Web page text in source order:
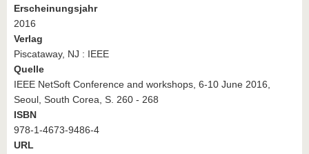
Erscheinungsjahr
2016
Verlag
Piscataway, NJ : IEEE
Quelle
IEEE NetSoft Conference and workshops, 6-10 June 2016,
Seoul, South Corea, S. 260 - 268
ISBN
978-1-4673-9486-4
URL